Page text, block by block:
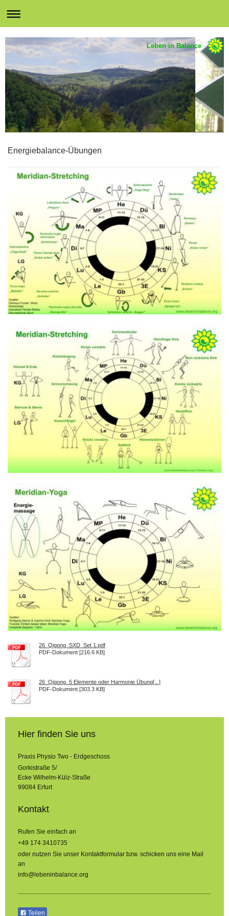
Leben in Balance
Energiebalance-Übungen
26_Qigong_SXD_Set 1.pdf
PDF-Dokument [216.6 KB]
26_Qigong_5 Elemente oder Harmonie Übung[...]
PDF-Dokument [303.3 KB]
Hier finden Sie uns
Praxis Physio Two - Erdgeschoss
Gorkistraße 5/
Ecke Wilhelm-Külz-Straße
99084 Erfurt
Kontakt
Rufen Sie einfach an
+49 174 3410735
oder nutzen Sie unser Kontaktformular bzw. schicken uns eine Mail
an
info@lebeninbalance.org
Teilen